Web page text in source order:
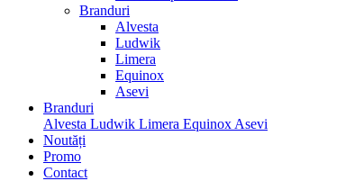
Branduri
Alvesta
Ludwik
Limera
Equinox
Asevi
Branduri
Alvesta Ludwik Limera Equinox Asevi
Noutăți
Promo
Contact